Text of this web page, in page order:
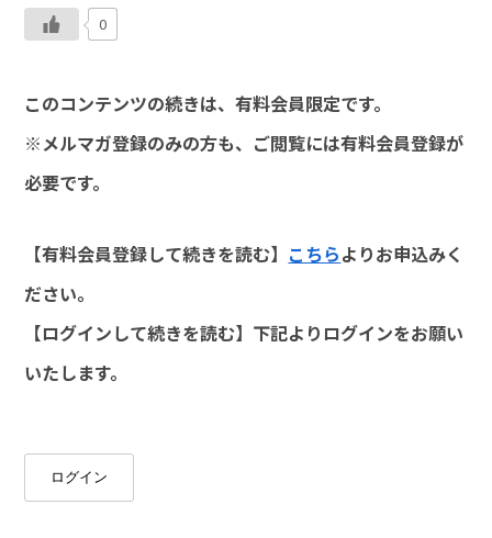
0
このコンテンツの続きは、有料会員限定です。
※メルマガ登録のみの方も、ご閲覧には有料会員登録が
必要です。
【有料会員登録して続きを読む】 こちらよりお申込みく
ださい。
【ログインして続きを読む】下記よりログインをお願い
いたします。
ログイン